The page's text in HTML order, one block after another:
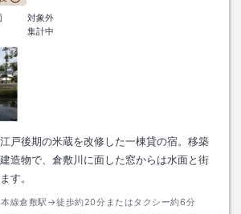
対象外
集計中
戸後期の米蔵を改修した一棟貸の宿。移築
造物で、倉敷川に面した窓からは水面と街
す。
本線倉敷駅→徒歩約20分またはタクシー約6分